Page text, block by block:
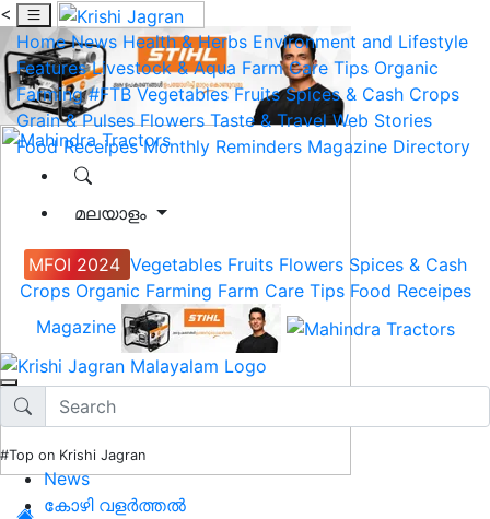
<
Home News Health & Herbs Environment and Lifestyle
Features Livestock & Aqua Farm Care Tips Organic
Farming #FTB Vegetables Fruits Spices & Cash Crops
Grain & Pulses Flowers Taste & Travel Web Stories
Food Receipes Monthly Reminders Magazine Directory
മലയാളം
MFOI 2024 Vegetables Fruits Flowers Spices & Cash
Crops Organic Farming Farm Care Tips Food Receipes
Magazine
#Top on Krishi Jagran
News
കോഴി വളർത്തൽ